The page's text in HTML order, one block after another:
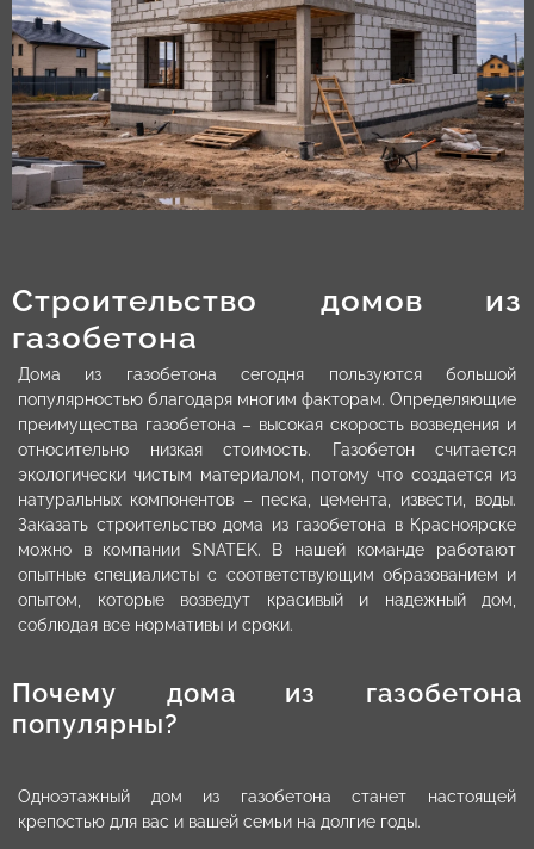
Строительство домов из
газобетона
Дома из газобетона сегодня пользуются большой
популярностью благодаря многим факторам. Определяющие
преимущества газобетона – высокая скорость возведения и
относительно низкая стоимость. Газобетон считается
экологически чистым материалом, потому что создается из
натуральных компонентов – песка, цемента, извести, воды.
Заказать строительство дома из газобетона в Красноярске
можно в компании SNATEK. В нашей команде работают
опытные специалисты с соответствующим образованием и
опытом, которые возведут красивый и надежный дом,
соблюдая все нормативы и сроки.
Почему дома из газобетона
популярны?
Одноэтажный дом из газобетона станет настоящей
крепостью для вас и вашей семьи на долгие годы.